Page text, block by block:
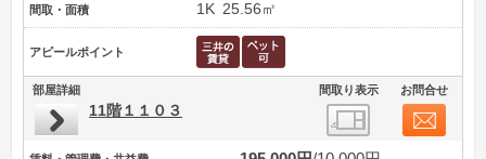
間取・面積 1K 25.56㎡
アピールポイント
部屋詳細 間取り表示 お問合せ
11階１１０３